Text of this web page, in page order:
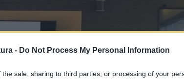
- Do Not Process My Personal Information
the sale, sharing to third parties, or processing of your